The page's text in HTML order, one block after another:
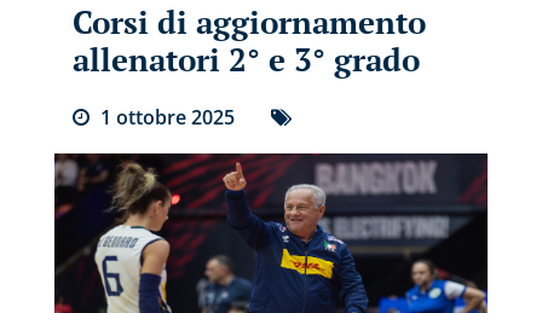
Corsi di aggiornamento
allenatori 2° e 3° grado
1 ottobre2025